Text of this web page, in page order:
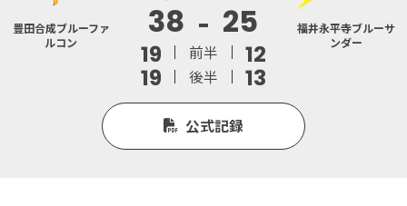
豊田合成ブルーファ
ルコン
38 25
19 前半
12
19
後半 13
福井永平寺ブルーサ
ンダー
公式記録